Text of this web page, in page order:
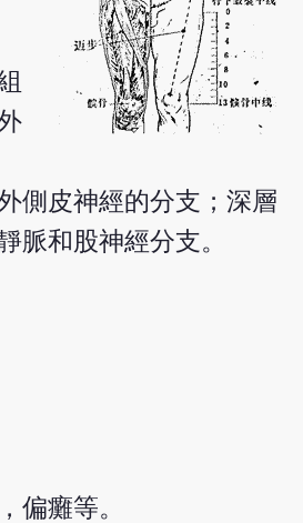
側皮神經的分支；深層
脈和股神經分支。
偏癱等。